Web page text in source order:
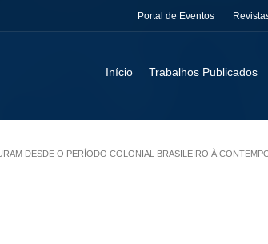
Portal de Eventos
Início Trabalhos Publicados
DESDE O PERÍODO COLONIAL BRASILEIRO À